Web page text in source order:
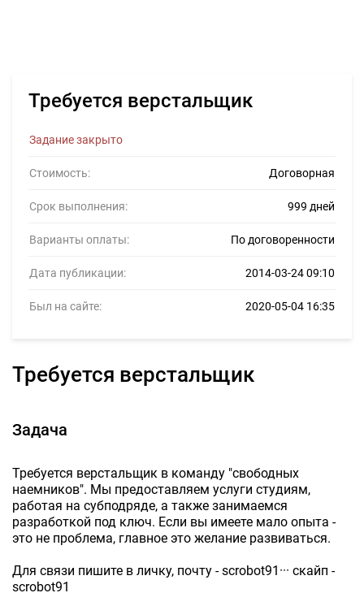
Требуется верстальщик
Задание закрыто
Стоимость: Договорная
Срок выполнения: 999 дней
Варианты оплаты: По договоренности
Дата публикации: 2014-03-24 09:10
Был на сайте: 2020-05-04 16:35
Требуется верстальщик
Задача
Требуется верстальщик в команду "свободных
наемников". Мы предоставляем услуги студиям,
работая на субподряде, а также занимаемся
разработкой под ключ. Если вы имеете мало опыта -
это не проблема, главное это желание развиваться.
Для связи пишите в личку, почту - scrobot91··· скайп -
scrobot91